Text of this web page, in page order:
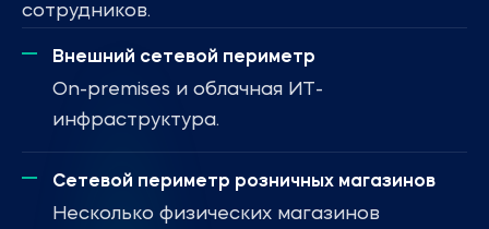
сотрудников.
Внешний сетевой периметр
On-premises и облачная ИТ-
инфраструктура.
Сетевой периметр розничных магазинов
Несколько физических магазинов